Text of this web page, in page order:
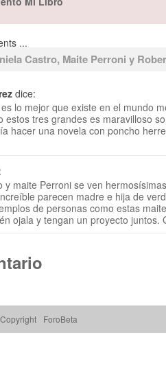
...
Castro, Maite Perroni y
dice:
lo mejor que existe en el mundo
estos tres grandes es maravilloso
hacer una novela con poncho
y maite Perroni se ven
parecen madre e hija de
de personas como estas
ojala y tengan un proyecto juntos.
Copyright ForoBeta